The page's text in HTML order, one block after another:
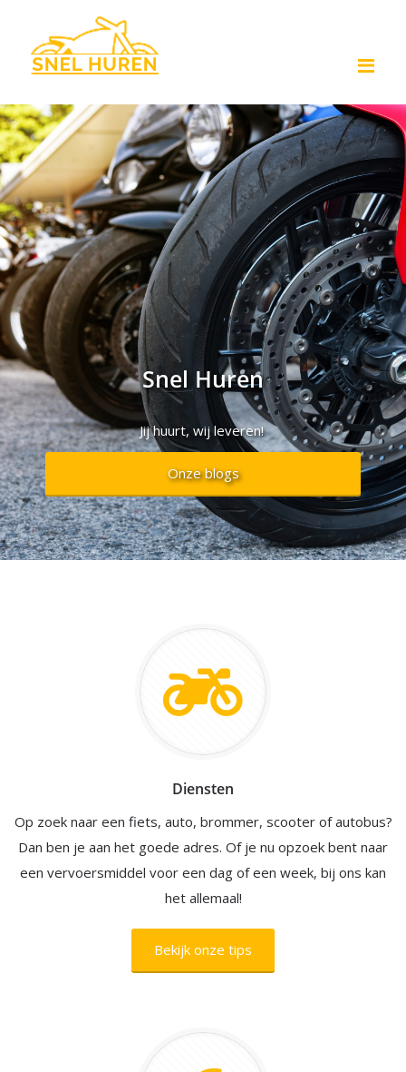
Snel Huren
Jij huurt, wij leveren!
Onze blogs
Diensten
Op zoek naar een fiets, auto, brommer, scooter of autobus?
Dan ben je aan het goede adres. Of je nu opzoek bent naar
een vervoersmiddel voor een dag of een week, bij ons kan
het allemaal!
Bekijk onze tips